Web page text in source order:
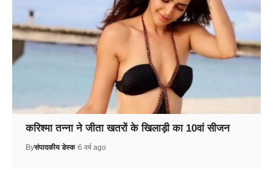
करिश्मा तन्ना ने जीता खतरों के खिलाड़ी का 10वां सीजन
Byसंपादकीय डेस्क 6 वर्ष ago